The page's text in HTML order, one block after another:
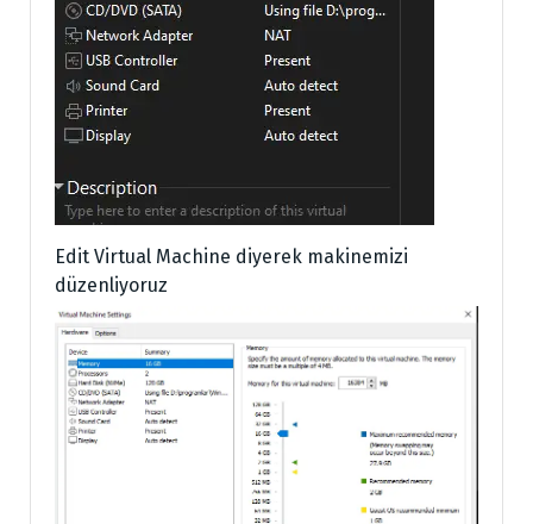
Edit Virtual Machine diyerek makinemizi
düzenliyoruz